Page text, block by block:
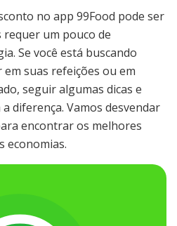
no app 99Food pode ser
um pouco de
Se você está buscando
suas refeições ou em
seguir algumas dicas e
diferença. Vamos desvendar
encontrar os melhores
economias.